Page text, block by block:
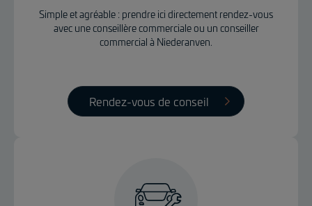
Simple et agréable : prendre ici directement rendez-vous
avec une conseillère commerciale ou un conseiller
commercial à Niederanven.
Rendez-vous de conseil